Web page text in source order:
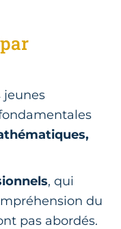
jeunes
, qui
du
pas abordés.